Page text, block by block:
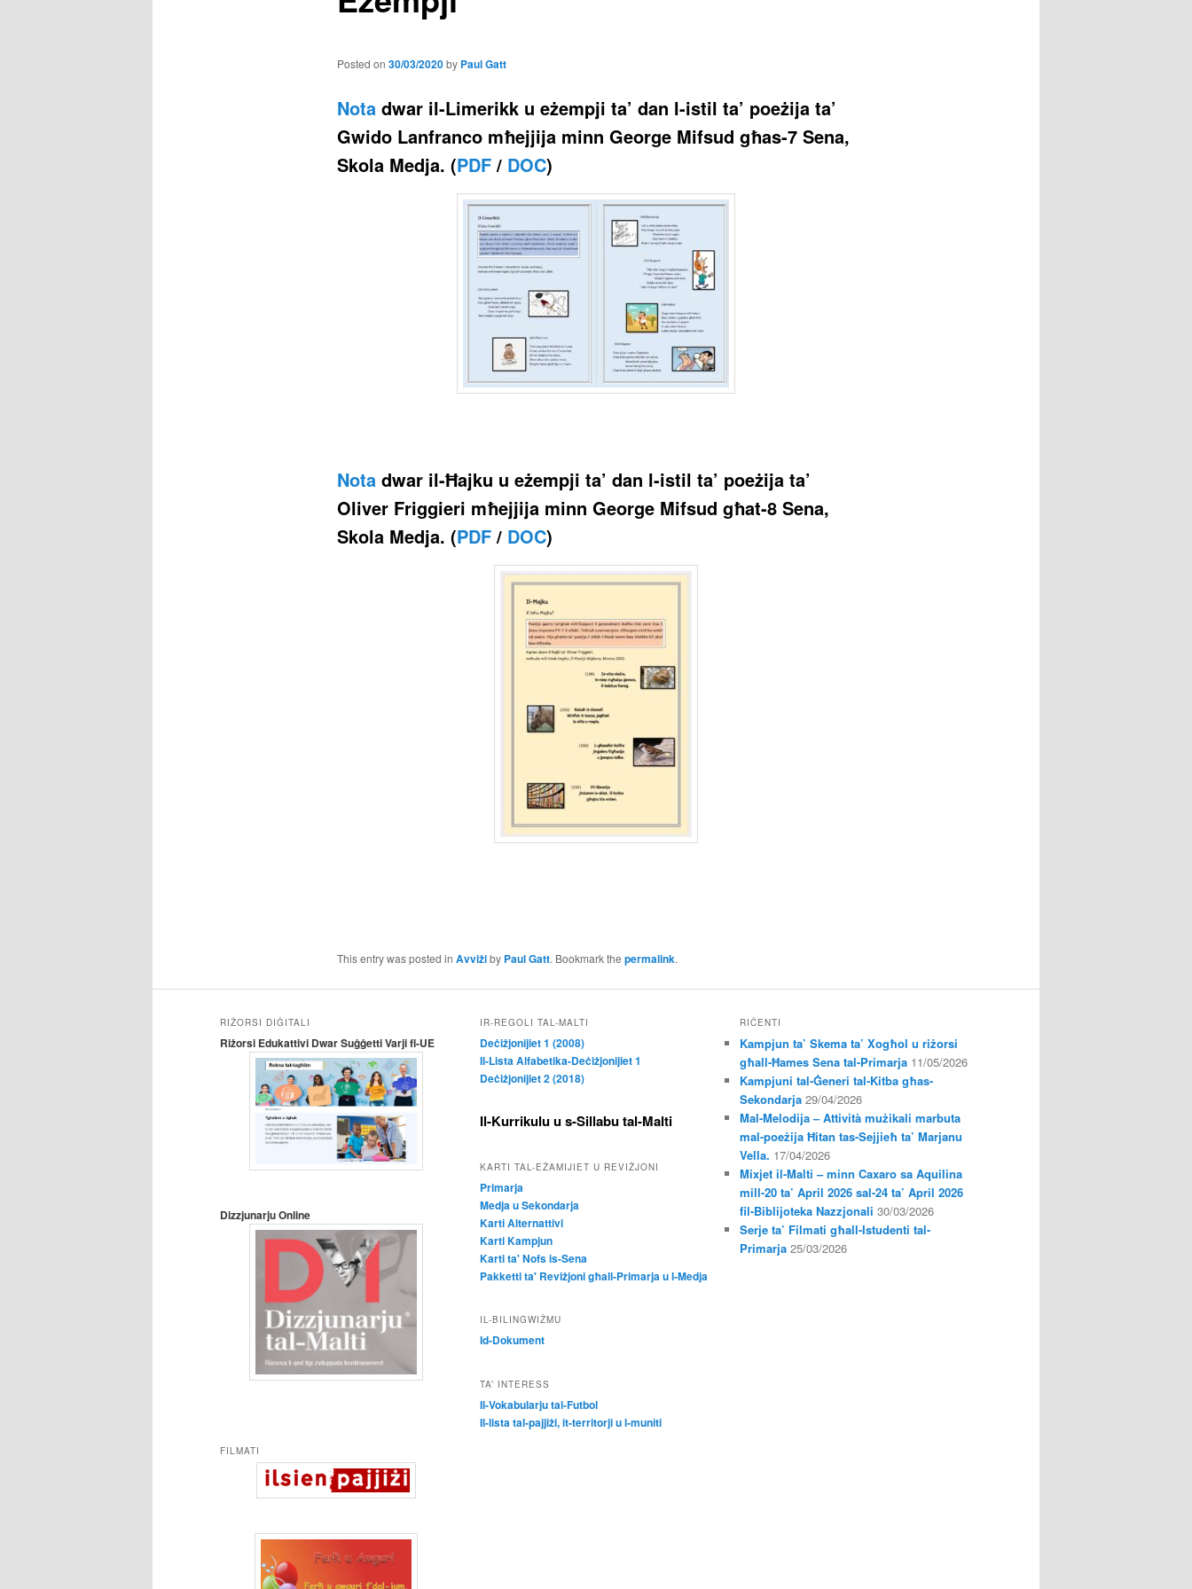
Posted on 30/03/2020by Paul Gatt
Notadwar il-Limerikk u eżempji ta’ dan l-istil ta’ poeżija ta’
Gwido Lanfranco mħejjija minn George Mifsud għas-7 Sena,
Skola Medja. (PDF/ DOC)
Notadwar il-Ħajku u eżempji ta’ dan l-istil ta’ poeżija ta’
Oliver Friggieri mħejjija minn George Mifsud għat-8 Sena,
Skola Medja. (PDF/ DOC)
This entry was posted in Avviżiby Paul Gatt. Bookmark the permalink.
RIŻORSI DIĠITALI
Riżorsi Edukattivi Dwar Suġġetti Varji fl-UE
Dizzjunarju Online
FILMATI
IR-REGOLI TAL-MALTI
Deċiżjonijiet 1 (2008)
Il-Lista Alfabetika-Deċiżjonijiet 1
Deċiżjonijiet 2 (2018)
Il-Kurrikulu u s-Sillabu tal-Malti
KARTI TAL-EŻAMIJIET U REVIŻJONI
Primarja
Medja u Sekondarja
Karti Alternattivi
Karti Kampjun
Karti ta' Nofs is-Sena
Pakketti ta' Reviżjoni għall-Primarja u l-Medja
IL-BILINGWIŻMU
Id-Dokument
TA’ INTERESS
Il-Vokabularju tal-Futbol
Il-lista tal-pajjiżi, it-territorji u l-muniti
RIĊENTI
Kampjun ta’ Skema ta’ Xogħol u riżorsi
għall-Ħames Sena tal-Primarja 11/05/2026
Kampjuni tal-Ġeneri tal-Kitba għas-
Sekondarja 29/04/2026
Mal-Melodija – Attività mużikali marbuta
mal-poeżija Ħitan tas-Sejjieħ ta’ Marjanu
Vella. 17/04/2026
Mixjet il-Malti – minn Caxaro sa Aquilina
mill-20 ta’ April 2026 sal-24 ta’ April 2026
fil-Biblijoteka Nazzjonali 30/03/2026
Serje ta’ Filmati għall-Istudenti tal-
Primarja 25/03/2026